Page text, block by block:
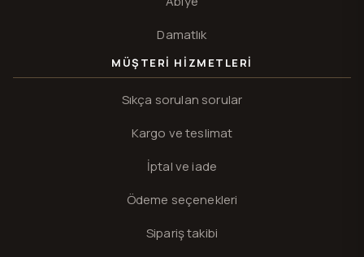
Damatlık
MÜŞTERI HIZMETLERI
Sıkça sorulan sorular
Kargo ve teslimat
İptal ve iade
Ödeme seçenekleri
Sipariş takibi